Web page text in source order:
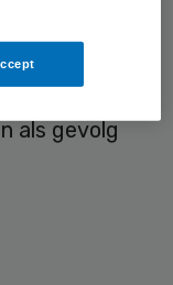
in zijn
vrouw die
als gevolg